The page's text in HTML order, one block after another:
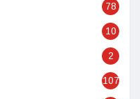
78
10
2
107